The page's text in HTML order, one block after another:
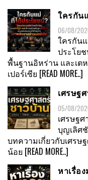
ใครกัน
06/08/
ใครกัน
ประโย
พื้นฐานอิหร่าน และเต
เปอร์เซีย [READ MORE..]
เศรษฐ
05/08/
เศรษฐ
บุญเลิศ
บทความเกี่ยวกับเศรษ
น้อย [READ MORE..]
หาเรื่อ